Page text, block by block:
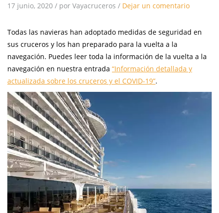
17 junio, 2020 / por Vayacruceros / Dejar un comentario
Todas las navieras han adoptado medidas de seguridad en
sus cruceros y los han preparado para la vuelta a la
navegación. Puedes leer toda la información de la vuelta a la
navegación en nuestra entrada “Información detallada y
actualizada sobre los cruceros y el COVID-19”.